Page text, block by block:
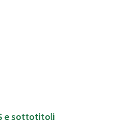
e sottotitoli